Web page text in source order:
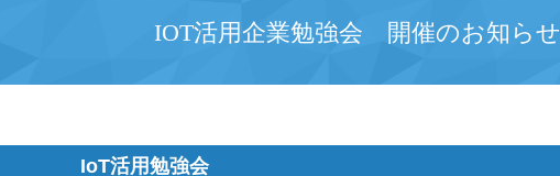
IOT活用企業勉強会 開催のお知らせ
IoT活用勉強会